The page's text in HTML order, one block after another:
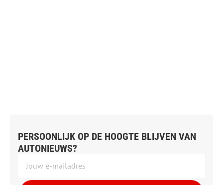
PERSOONLIJK OP DE HOOGTE BLIJVEN VAN
AUTONIEUWS?